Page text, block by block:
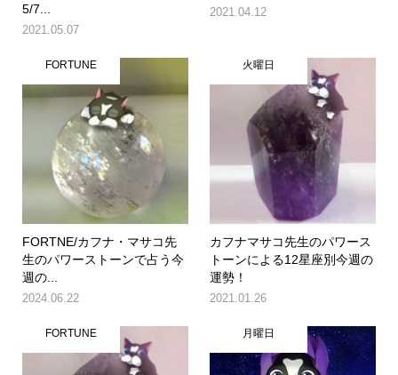
5/7...
2021.05.07
2021.04.12
FORTUNE
FORTNE/カフナ・マサコ先
生のパワーストーンで占う今
週の...
2024.06.22
火曜日
カフナマサコ先生のパワース
トーンによる12星座別今週の
運勢！
2021.01.26
FORTUNE 月曜日